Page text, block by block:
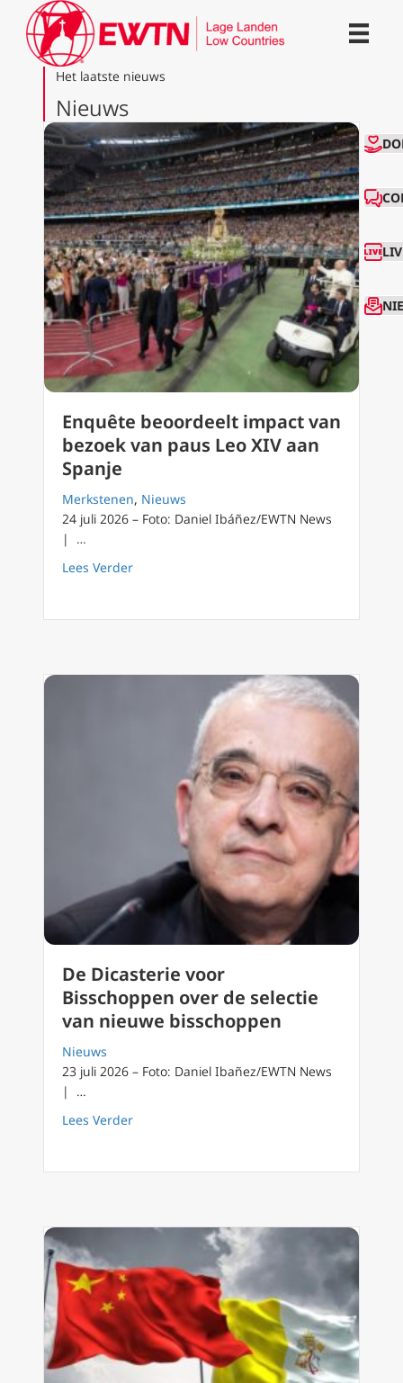
Het laatste nieuws
Nieuws
Enquête beoordeelt impact van
bezoek van paus Leo XIV aan
Spanje
Merkstenen, Nieuws
24 juli 2026 – Foto: Daniel Ibáñez/EWTN News
| …
Lees Verderabout Enquête beoordeelt impact van
De Dicasterie voor
Bisschoppen over de selectie
van nieuwe bisschoppen
Nieuws
23 juli 2026 – Foto: Daniel Ibañez/EWTN News
| …
Lees Verderabout De Dicasterie voor Bisschoppen over